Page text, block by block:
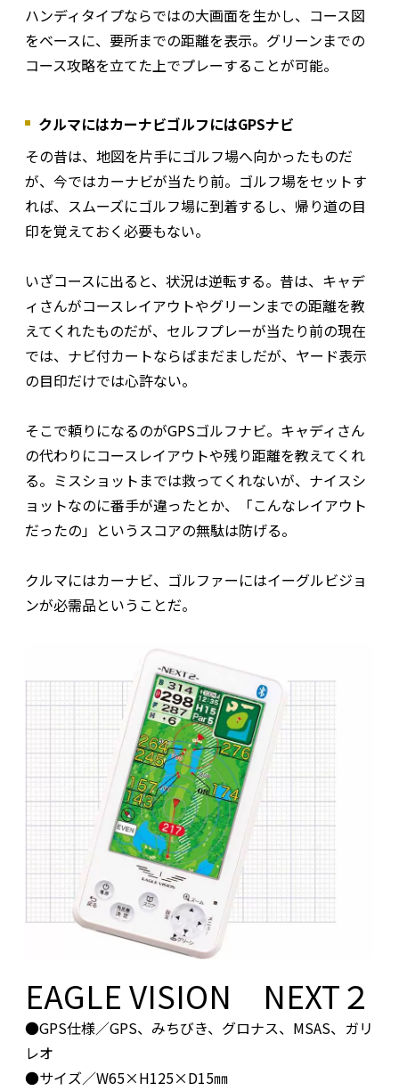
ハンディタイプならではの大画面を生かし、コース図
をベースに、要所までの距離を表示。グリーンまでの
コース攻略を立てた上でプレーすることが可能。
クルマにはカーナビゴルフにはGPSナビ
その昔は、地図を片手にゴルフ場へ向かったものだ
が、今ではカーナビが当たり前。ゴルフ場をセットす
れば、スムーズにゴルフ場に到着するし、帰り道の目
印を覚えておく必要もない。
いざコースに出ると、状況は逆転する。昔は、キャデ
ィさんがコースレイアウトやグリーンまでの距離を教
えてくれたものだが、セルフプレーが当たり前の現在
では、ナビ付カートならばまだましだが、ヤード表示
の目印だけでは心許ない。
そこで頼りになるのがGPSゴルフナビ。キャディさん
の代わりにコースレイアウトや残り距離を教えてくれ
る。ミスショットまでは救ってくれないが、ナイスシ
ョットなのに番手が違ったとか、「こんなレイアウト
だったの」というスコアの無駄は防げる。
クルマにはカーナビ、ゴルファーにはイーグルビジョ
ンが必需品ということだ。
EAGLE VISION NEXT２
●GPS仕様／GPS、みちびき、グロナス、MSAS、ガリ
レオ
●サイズ／W65×H125×D15㎜